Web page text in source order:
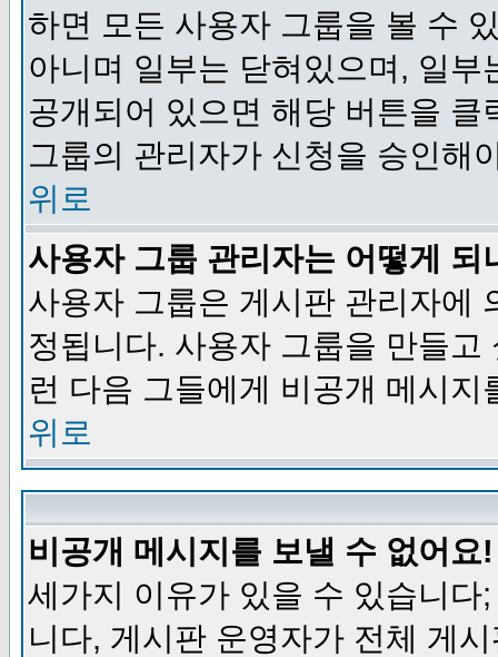
하면 모든 사용자 그룹을 볼 수
아니며 일부는 닫혀있으며, 일
공개되어 있으면 해당 버튼을
그룹의 관리자가 신청을 승인해
위로
사용자 그룹 관리자는 어떻게 되
사용자 그룹은 게시판 관리자에
정됩니다. 사용자 그룹을 만들
런 다음 그들에게 비공개 메시지
위로
비공개 메시지를 보낼 수 없어요!
세가지 이유가 있을 수 있습니
니다, 게시판 운영자가 전체 게